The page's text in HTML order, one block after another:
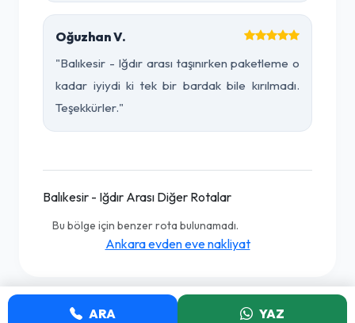
Oğuzhan V.
"Balıkesir - Iğdır arası taşınırken paketleme o
kadar iyiydi ki tek bir bardak bile kırılmadı.
Teşekkürler."
Balıkesir - Iğdır Arası Diğer Rotalar
Bu bölge için benzer rota bulunamadı.
Ankara evden eve nakliyat
ARA YAZ